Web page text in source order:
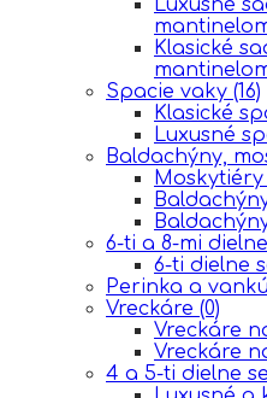
Luxusné
Klasické
Spacie vaky (16)
Klasické
Luxusné
Baldachýny,
Moskytiéry
6-ti a 8-mi
6-ti dielne
Perinka a
Vreckáre (0)
Vreckáre
Vreckáre
4 a 5-ti dielne